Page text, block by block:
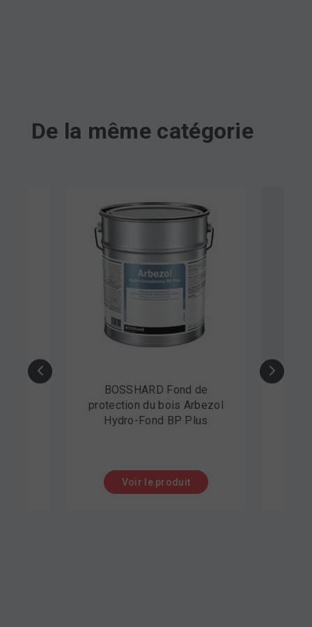
De la même catégorie
du bois Arbezol
Rouleau de torchons à
Delta-Car Polish